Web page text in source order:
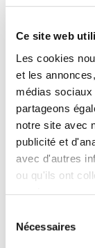
Ce site web
Les cookies
et les
médias
partageons
notre site avec
publicité et
avec d'autres
ou qu'ils ont
Nécessaires
Calypso